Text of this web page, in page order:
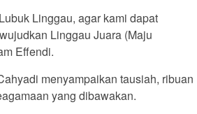
Linggau, agar kami dapat
Linggau Juara (Maju
Effendi.
menyampaikan tausiah, ribuan
yang dibawakan.